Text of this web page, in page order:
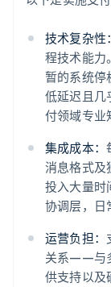
技术复杂性：
程技术能力
暂的系统停
低延迟且几
付领域专业
集成成本：
消息格式及
投入大量时
协调层，日
运营负担：
关系——与
供支持以及